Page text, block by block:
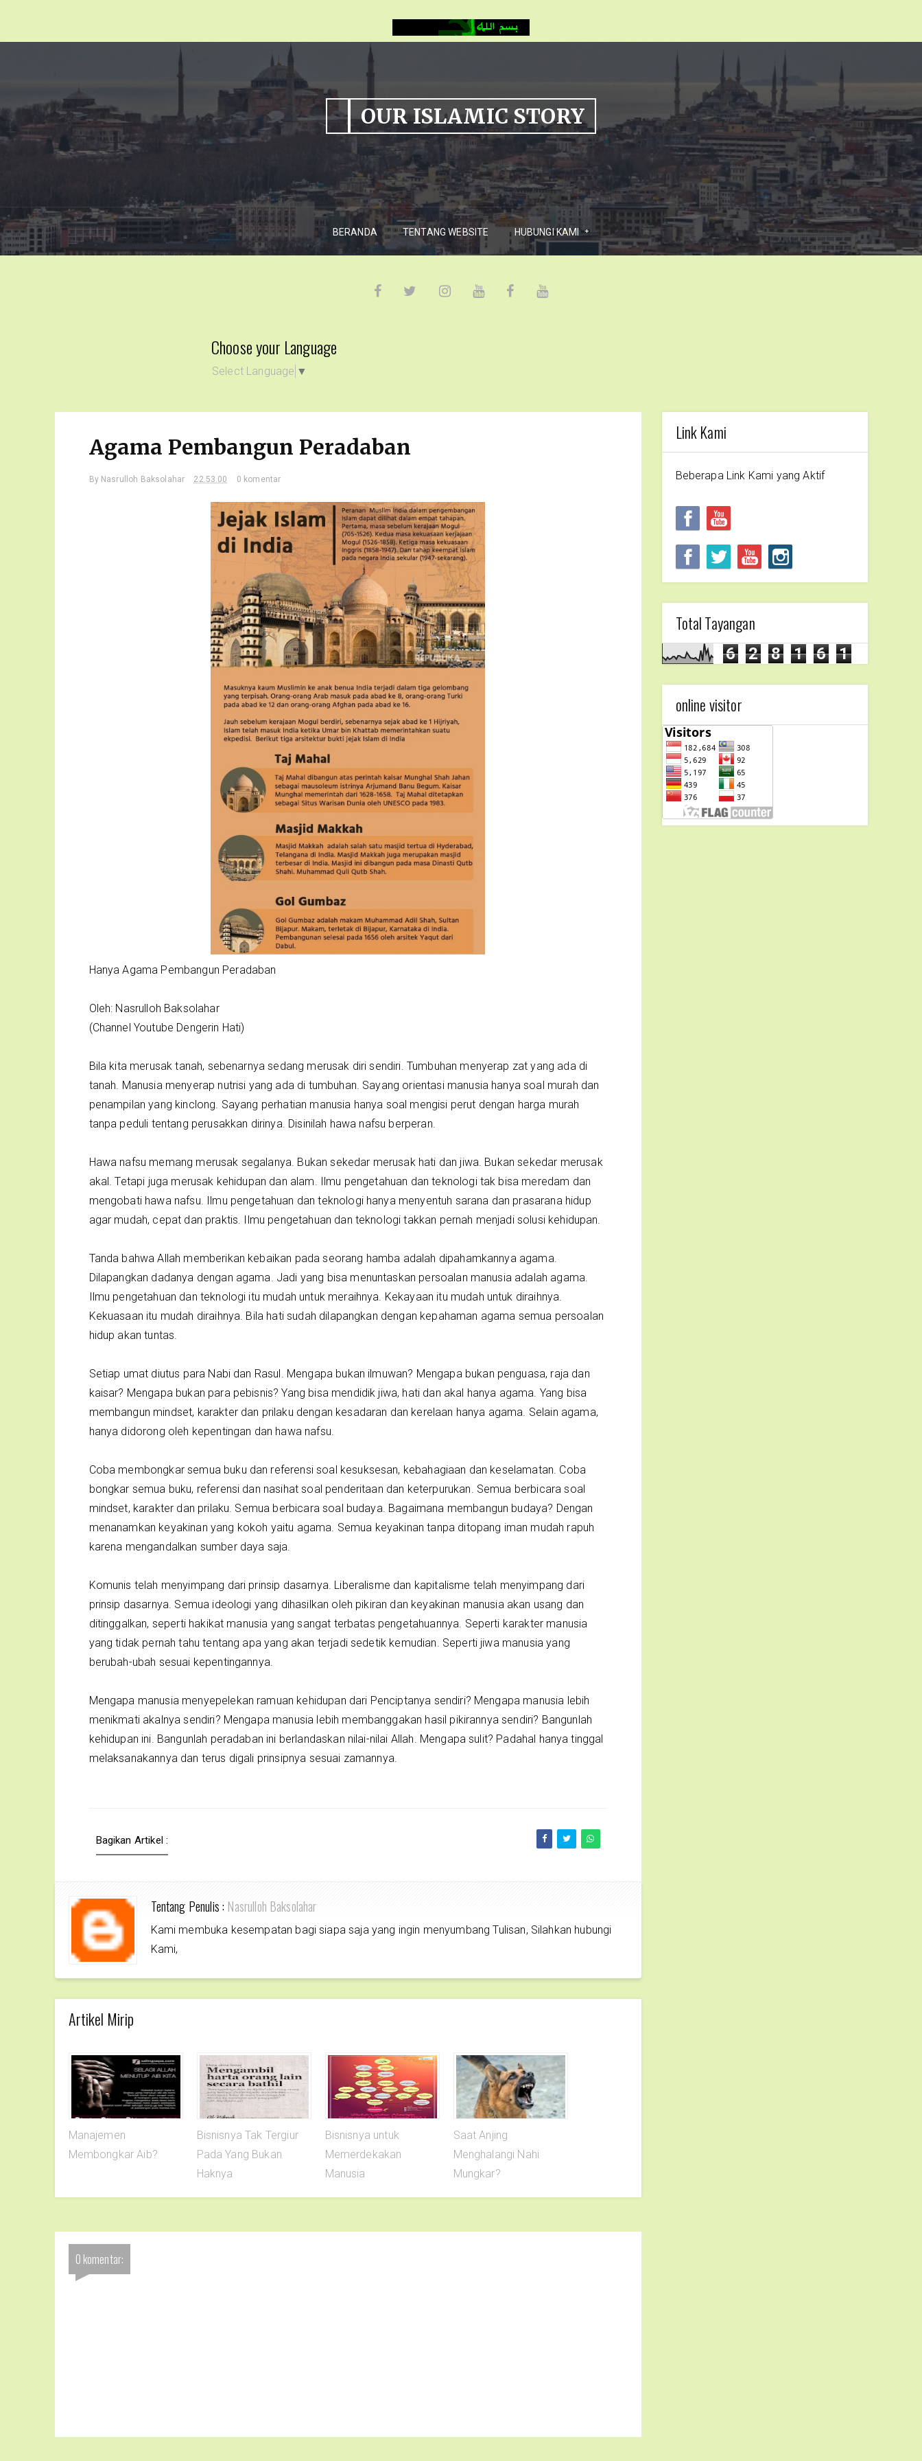
OUR ISLAMIC STORY
BERANDA TENTANG WEBSITE HUBUNGI KAMI
Choose your Language
Select Language ▼
Agama Pembangun Peradaban
By Nasrulloh Baksolahar 22.53.00 0 komentar
Hanya Agama Pembangun Peradaban
Oleh: Nasrulloh Baksolahar
(Channel Youtube Dengerin Hati)
Bila kita merusak tanah, sebenarnya sedang merusak diri sendiri. Tumbuhan menyerap zat yang ada di
tanah. Manusia menyerap nutrisi yang ada di tumbuhan. Sayang orientasi manusia hanya soal murah dan
penampilan yang kinclong. Sayang perhatian manusia hanya soal mengisi perut dengan harga murah
tanpa peduli tentang perusakkan dirinya. Disinilah hawa nafsu berperan.
Hawa nafsu memang merusak segalanya. Bukan sekedar merusak hati dan jiwa. Bukan sekedar merusak
akal. Tetapi juga merusak kehidupan dan alam. Ilmu pengetahuan dan teknologi tak bisa meredam dan
mengobati hawa nafsu. Ilmu pengetahuan dan teknologi hanya menyentuh sarana dan prasarana hidup
agar mudah, cepat dan praktis. Ilmu pengetahuan dan teknologi takkan pernah menjadi solusi kehidupan.
Tanda bahwa Allah memberikan kebaikan pada seorang hamba adalah dipahamkannya agama.
Dilapangkan dadanya dengan agama. Jadi yang bisa menuntaskan persoalan manusia adalah agama.
Ilmu pengetahuan dan teknologi itu mudah untuk meraihnya. Kekayaan itu mudah untuk diraihnya.
Kekuasaan itu mudah diraihnya. Bila hati sudah dilapangkan dengan kepahaman agama semua persoalan
hidup akan tuntas.
Setiap umat diutus para Nabi dan Rasul. Mengapa bukan ilmuwan? Mengapa bukan penguasa, raja dan
kaisar? Mengapa bukan para pebisnis? Yang bisa mendidik jiwa, hati dan akal hanya agama. Yang bisa
membangun mindset, karakter dan prilaku dengan kesadaran dan kerelaan hanya agama. Selain agama,
hanya didorong oleh kepentingan dan hawa nafsu.
Coba membongkar semua buku dan referensi soal kesuksesan, kebahagiaan dan keselamatan. Coba
bongkar semua buku, referensi dan nasihat soal penderitaan dan keterpurukan. Semua berbicara soal
mindset, karakter dan prilaku. Semua berbicara soal budaya. Bagaimana membangun budaya? Dengan
menanamkan keyakinan yang kokoh yaitu agama. Semua keyakinan tanpa ditopang iman mudah rapuh
karena mengandalkan sumber daya saja.
Komunis telah menyimpang dari prinsip dasarnya. Liberalisme dan kapitalisme telah menyimpang dari
prinsip dasarnya. Semua ideologi yang dihasilkan oleh pikiran dan keyakinan manusia akan usang dan
ditinggalkan, seperti hakikat manusia yang sangat terbatas pengetahuannya. Seperti karakter manusia
yang tidak pernah tahu tentang apa yang akan terjadi sedetik kemudian. Seperti jiwa manusia yang
berubah-ubah sesuai kepentingannya.
Mengapa manusia menyepelekan ramuan kehidupan dari Penciptanya sendiri? Mengapa manusia lebih
menikmati akalnya sendiri? Mengapa manusia lebih membanggakan hasil pikirannya sendiri? Bangunlah
kehidupan ini. Bangunlah peradaban ini berlandaskan nilai-nilai Allah. Mengapa sulit? Padahal hanya tinggal
melaksanakannya dan terus digali prinsipnya sesuai zamannya.
Bagikan Artikel :
Tentang Penulis : Nasrulloh Baksolahar
Kami membuka kesempatan bagi siapa saja yang ingin menyumbang Tulisan, Silahkan hubungi
Kami,
Artikel Mirip
Manajemen
Membongkar Aib?
Bisnisnya Tak Tergiur
Pada Yang Bukan
Haknya
Bisnisnya untuk
Memerdekakan
Manusia
Saat Anjing
Menghalangi Nahi
Mungkar?
0 komentar:
Link Kami
Beberapa Link Kami yang Aktif
Total Tayangan
6 2 8 1 6 1
online visitor